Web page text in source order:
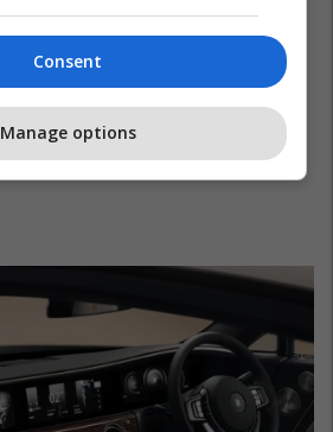
Consent
Manage options